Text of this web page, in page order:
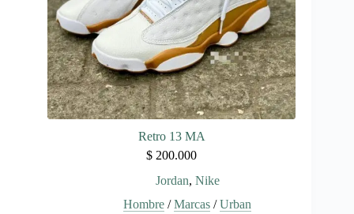
de
producto
Retro 13 MA
$ 200.000
Jordan, Nike
Hombre /Marcas /Urban